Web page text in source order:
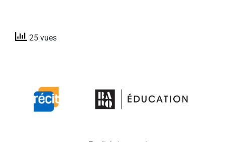
25 vues